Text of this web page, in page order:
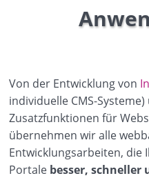
Von der Entwicklung von
individuelle CMS-
Zusatzfunktionen für
übernehmen wir alle
Entwicklungsarbeiten, die
Portale besser, schneller